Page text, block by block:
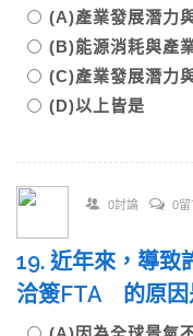
(A)產業發展潛力
(B)能源消耗與產
(C)產業發展潛力
(D)以上皆是
0討論 0留
19. 近年來，導致
洽簽FTA 的原因